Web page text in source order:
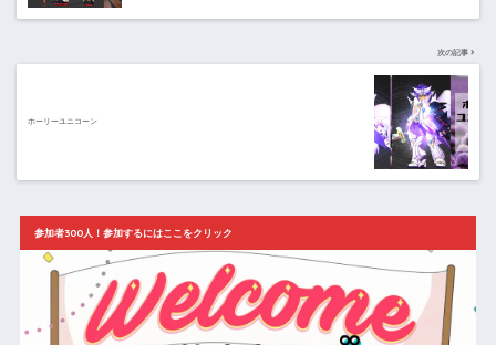
次の記事
ホーリーユニコーン
参加者300人！参加するにはここをクリック